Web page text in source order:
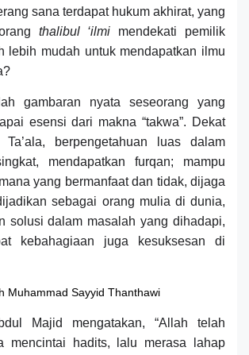
sana terdapat hukum akhirat, yang
thalibul ‘ilmi mendekati pemilik
lebih mudah untuk mendapatkan ilmu
gambaran nyata seseorang yang
esensi dari makna “takwa”. Dekat
berpengetahuan luas dalam
mendapatkan furqan; mampu
yang bermanfaat dan tidak, dijaga
sebagai orang mulia di dunia,
solusi dalam masalah yang dihadapi,
kebahagiaan juga kesuksesan di
Muhammad Sayyid Thanthawi
Majid mengatakan, “Allah telah
mencintai hadits, lalu merasa lahap